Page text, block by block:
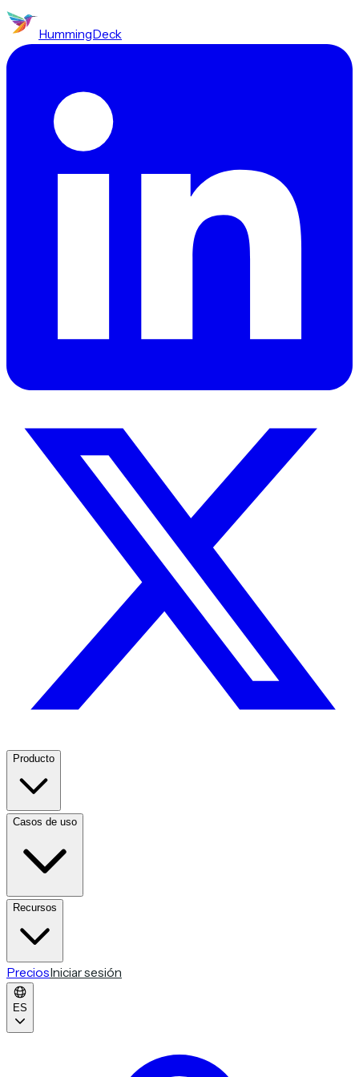
HummingDeck
Producto
Casos de uso
Recursos
PreciosIniciar sesión
ES